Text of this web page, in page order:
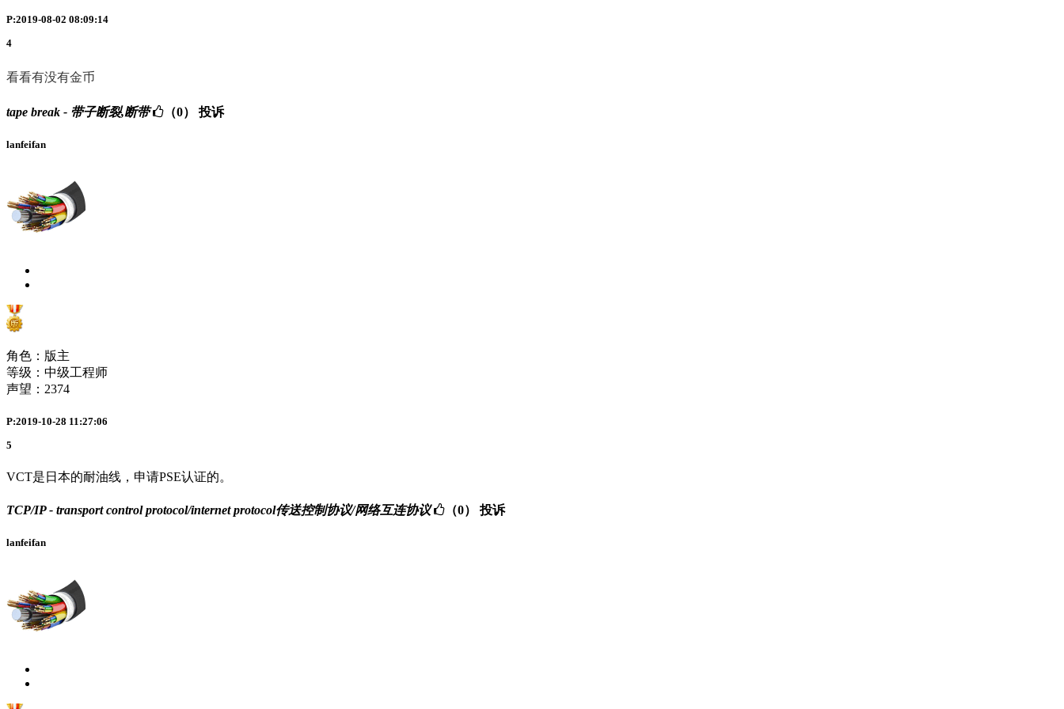
P:2019-08-02 08:09:14
4
看看有没有金币
tape break - 带子断裂,断带 （0） 投诉
lanfeifan
角色：版主
等级：中级工程师
声望： 2374
P:2019-10-28 11:27:06
5
VCT是日本的耐油线，申请PSE认证的。
TCP/IP - transport control protocol/internet protocol传送控制协议/网络互连协议 （0） 投诉
lanfeifan